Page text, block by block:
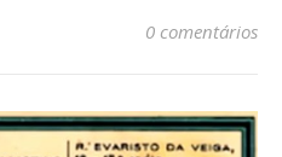
0 comentários